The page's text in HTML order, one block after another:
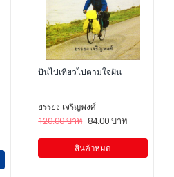
ปั่นไปเที่ยวไปตามใจฝัน
ยรรยง เจริญพงศ์
120.00 บาท 84.00 บาท
สินค้าหมด